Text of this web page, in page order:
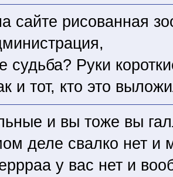
сайте рисованная
судьба? Руки
и тот, кто это
и вы тоже вы
деле свалко нет и
у вас нет и